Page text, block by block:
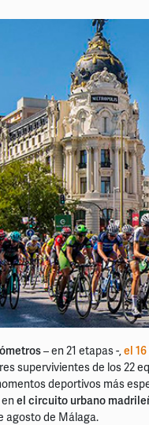
– en 21 etapas -,el
supervivientes de los 22
deportivos más
el circuito urbano
agosto de Málaga.